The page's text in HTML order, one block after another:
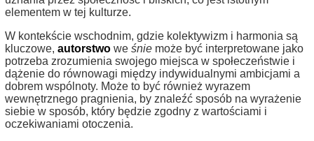
elementem w tej kulturze.
W kontekście wschodnim, gdzie kolektywizm i harmonia są
kluczowe, autorstwo we śnie może być interpretowane jako
potrzeba zrozumienia swojego miejsca w społeczeństwie i
dążenie do równowagi między indywidualnymi ambicjami a
dobrem wspólnoty. Może to być również wyrazem
wewnętrznego pragnienia, by znaleźć sposób na wyrażenie
siebie w sposób, który będzie zgodny z wartościami i
oczekiwaniami otoczenia.